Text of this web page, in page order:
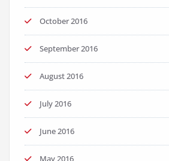
October 2016
September 2016
August 2016
July 2016
June 2016